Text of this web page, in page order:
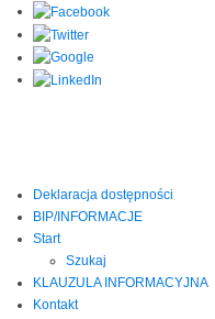
Deklaracja dostępności
BIP/INFORMACJE
Start
Szukaj
KLAUZULA INFORMACYJNA
Kontakt